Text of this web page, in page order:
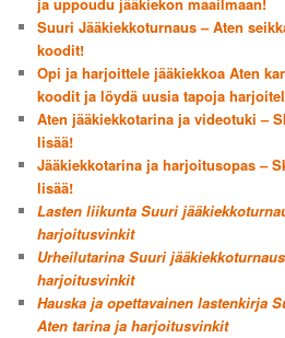
Suuri Jääkiekkoturnaus – Aten
koodit!
Opi ja harjoittele jääkiekkoa Aten
koodit ja löydä uusia tapoja
Aten jääkiekkotarina ja videotuki –
lisää!
Jääkiekkotarina ja harjoitusopas –
lisää!
Lasten liikunta Suuri
harjoitusvinkit
Urheilutarina Suuri
harjoitusvinkit
Hauska ja opettavainen lastenkirja
Aten tarina ja harjoitusvinkit